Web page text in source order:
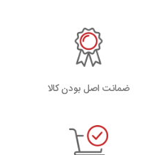
ضمانت اصل بودن کالا